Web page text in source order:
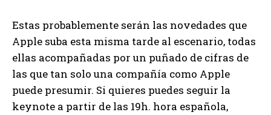
Estas probablemente serán las novedades que
Apple suba esta misma tarde al escenario, todas
ellas acompañadas por un puñado de cifras de
las que tan solo una compañía como Apple
puede presumir. Si quieres puedes seguir la
keynote a partir de las 19h. hora española,